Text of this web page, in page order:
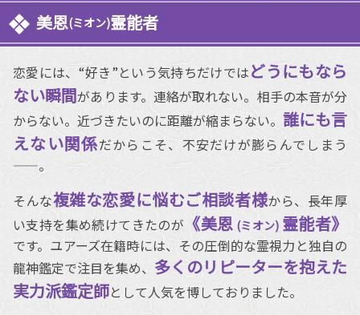
美恩(ミオン)霊能者
恋愛には、“好き”という気持ちだけではどうにもなら
ない瞬間があります。連絡が取れない。相手の本音が分
からない。近づきたいのに距離が縮まらない。 誰にも言
えない関係だからこそ、不安だけが膨らんでしまう
――。
そんな複雑な恋愛に悩むご相談者様から、長年厚
い支持を集め続けてきたのが 《美恩 (ミオン) 霊能者》
です。ユアーズ在籍時には、その圧倒的な霊視力と独自の
龍神鑑定で注目を集め、 多くのリピーターを抱えた
実力派鑑定師として人気を博しておりました。